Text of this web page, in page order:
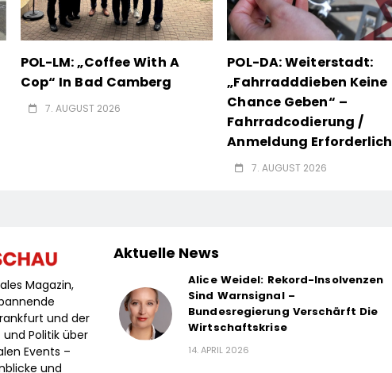
POL-LM: „Coffee With A
Cop“ In Bad Camberg
7. AUGUST 2026
POL-DA: Weiterstadt:
„Fahrradddieben Keine
Chance Geben“ –
Fahrradcodierung /
Anmeldung Erforderlich
7. AUGUST 2026
Magazin,
und der
Politik über
Events –
und
Aktuelle News
Alice Weidel: Rekord-Insolvenzen
Sind Warnsignal –
Bundesregierung Verschärft Die
Wirtschaftskrise
14. APRIL 2026